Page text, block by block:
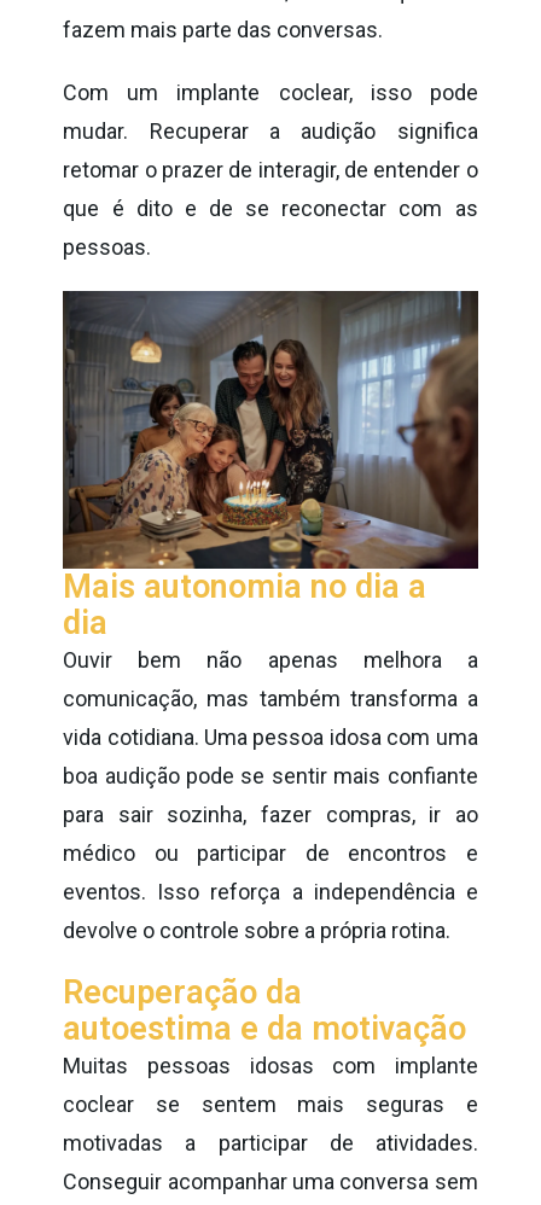
fazem mais parte das conversas.
Com um implante coclear, isso pode
mudar. Recuperar a audição significa
retomar o prazer de interagir, de entender o
que é dito e de se reconectar com as
pessoas.
Mais autonomia no dia a
dia
Ouvir bem não apenas melhora a
comunicação, mas também transforma a
vida cotidiana. Uma pessoa idosa com uma
boa audição pode se sentir mais confiante
para sair sozinha, fazer compras, ir ao
médico ou participar de encontros e
eventos. Isso reforça a independência e
devolve o controle sobre a própria rotina.
Recuperação da
autoestima e da motivação
Muitas pessoas idosas com implante
coclear se sentem mais seguras e
motivadas a participar de atividades.
Conseguir acompanhar uma conversa sem